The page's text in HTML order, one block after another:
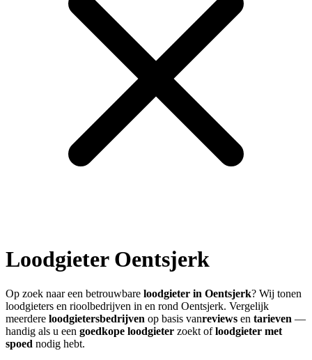
Loodgieter Oentsjerk
Op zoek naar een betrouwbare loodgieter in Oentsjerk? Wij tonen
loodgieters en rioolbedrijven in en rond Oentsjerk. Vergelijk
meerdere loodgietersbedrijven op basis vanreviews en tarieven —
handig als u een goedkope loodgieter zoekt ofloodgieter met
spoed nodig hebt.